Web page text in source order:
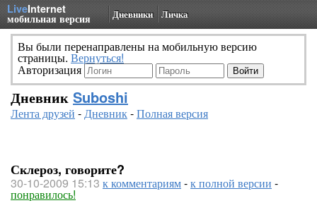
LiveInternet
мобильная версия Дневники Личка
Вы были перенаправлены на мобильную версию
страницы. Вернуться!
Авторизация
Дневник Suboshi
Лента друзей -Дневник-Полная версия
Склероз, говорите?
30-10-2009 15:13 к комментариям-к полной версии -
понравилось!